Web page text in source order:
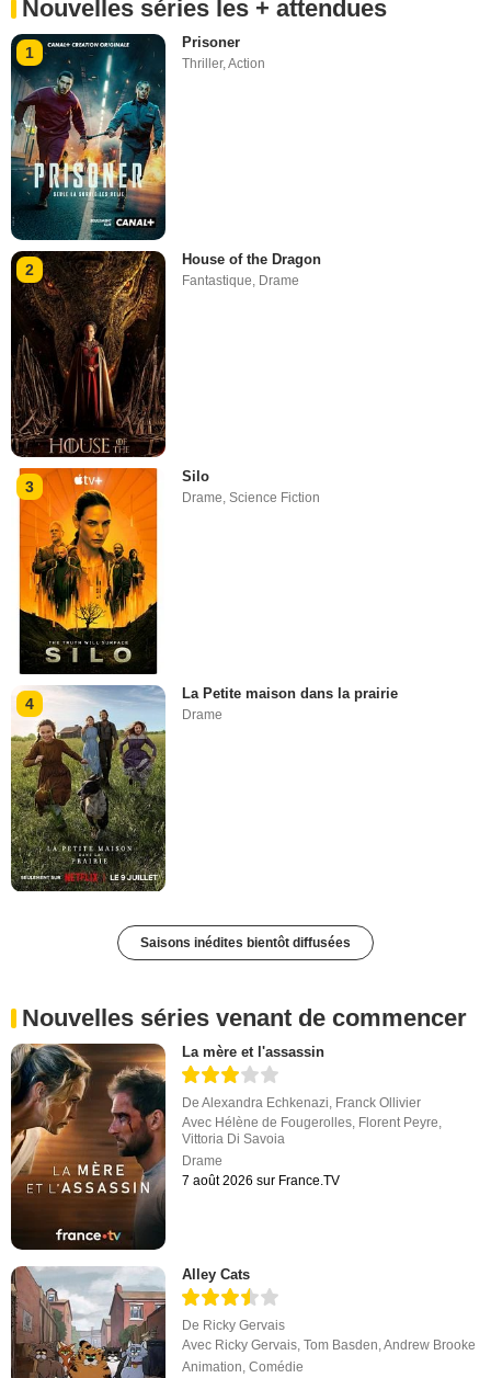
Nouvelles séries les + attendues
1
Prisoner
Thriller,Action
2
House of the Dragon
Fantastique, Drame
3
Silo
Drame,Science Fiction
4
La Petite maison dans la prairie
Drame
Saisons inédites bientôt diffusées
Nouvelles séries venant de commencer
La mère et l'assassin
DeAlexandra Echkenazi Franck Ollivier
Avec Hélène de Fougerolles Florent Peyre
Vittoria Di Savoia
Drame
7 août 2026 sur France.TV
Alley Cats
De Ricky Gervais
Avec Ricky Gervais,Tom Basden,Andrew Brooke
Animation,Comédie